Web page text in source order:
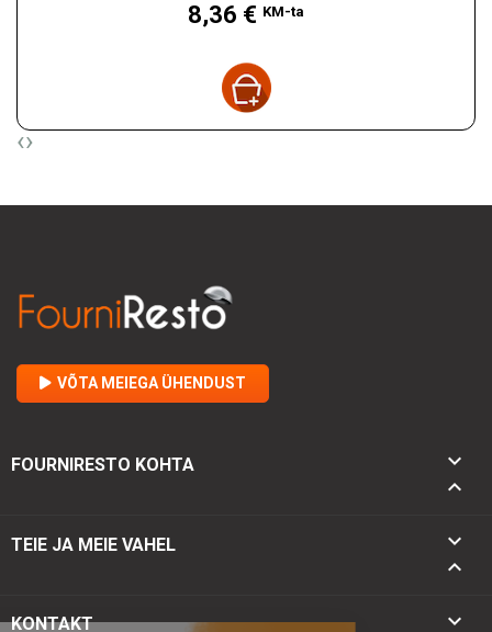
8,36 € KM-ta
‹›
VÕTA MEIEGA ÜHENDUST
FOURNIRESTO KOHTA


TEIE JA MEIE VAHEL


KONTAKT keyboard_arrow_down